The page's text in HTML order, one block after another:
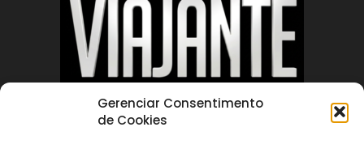
Gerenciar Consentimento
de Cookies